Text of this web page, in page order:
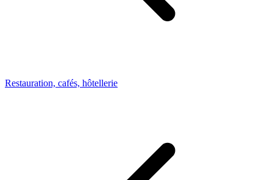
Restauration, cafés, hôtellerie